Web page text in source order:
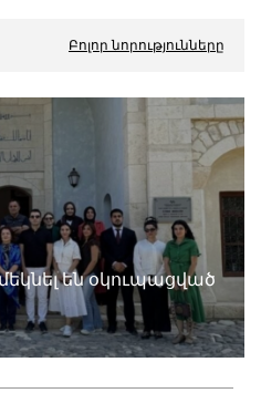
Բոլոր նորությունները
են օկուպացված